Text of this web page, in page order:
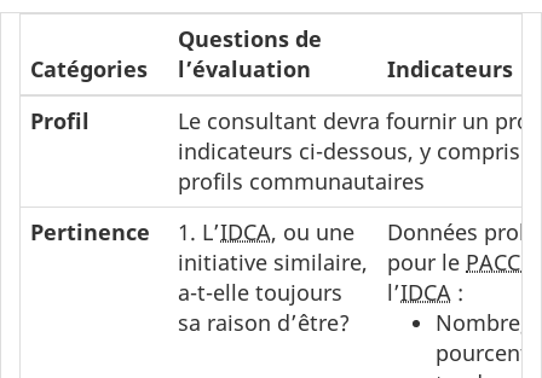
Catégories
Questions de
l’évaluation
Indicateurs
Profil
Le consultant devra fournir un
indicateurs ci-dessous, y compris
profils communautaires
Pertinence
1. L’IDCA, ou une
initiative similaire,
a-t-elle toujours
sa raison d’être?
Données
pour le PACCR
l’IDCA :
Nombre,